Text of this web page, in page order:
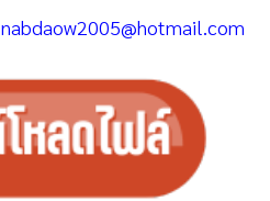
nabdaow2005@hotmail.com